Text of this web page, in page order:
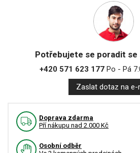
Potřebujete se poradit
+420 571 623 177Po - Pá
Zaslat dotaz na e-
Doprava zdarma
Pří nákupu nad 2.000 Kč
Osobní odběr